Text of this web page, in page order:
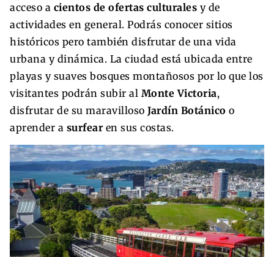
acceso a cientos de ofertas culturales y de
actividades en general. Podrás conocer sitios
históricos pero también disfrutar de una vida
urbana y dinámica. La ciudad está ubicada entre
playas y suaves bosques montañosos por lo que los
visitantes podrán subir al Monte Victoria,
disfrutar de su maravilloso Jardín Botánico o
aprender a surfearen sus costas.